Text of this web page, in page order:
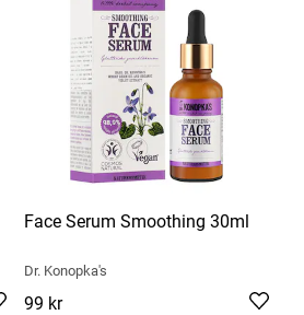
Face Serum Smoothing 30ml
Dr. Konopka's
Pris:99 kr
99 kr